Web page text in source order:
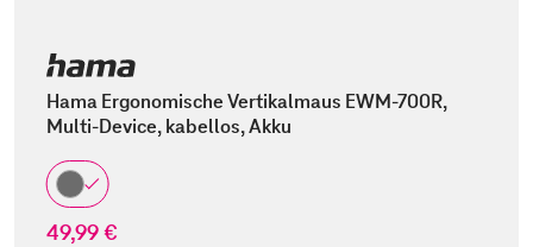
Hama Ergonomische Vertikalmaus EWM-700R,
Multi-Device, kabellos, Akku
49,99 €